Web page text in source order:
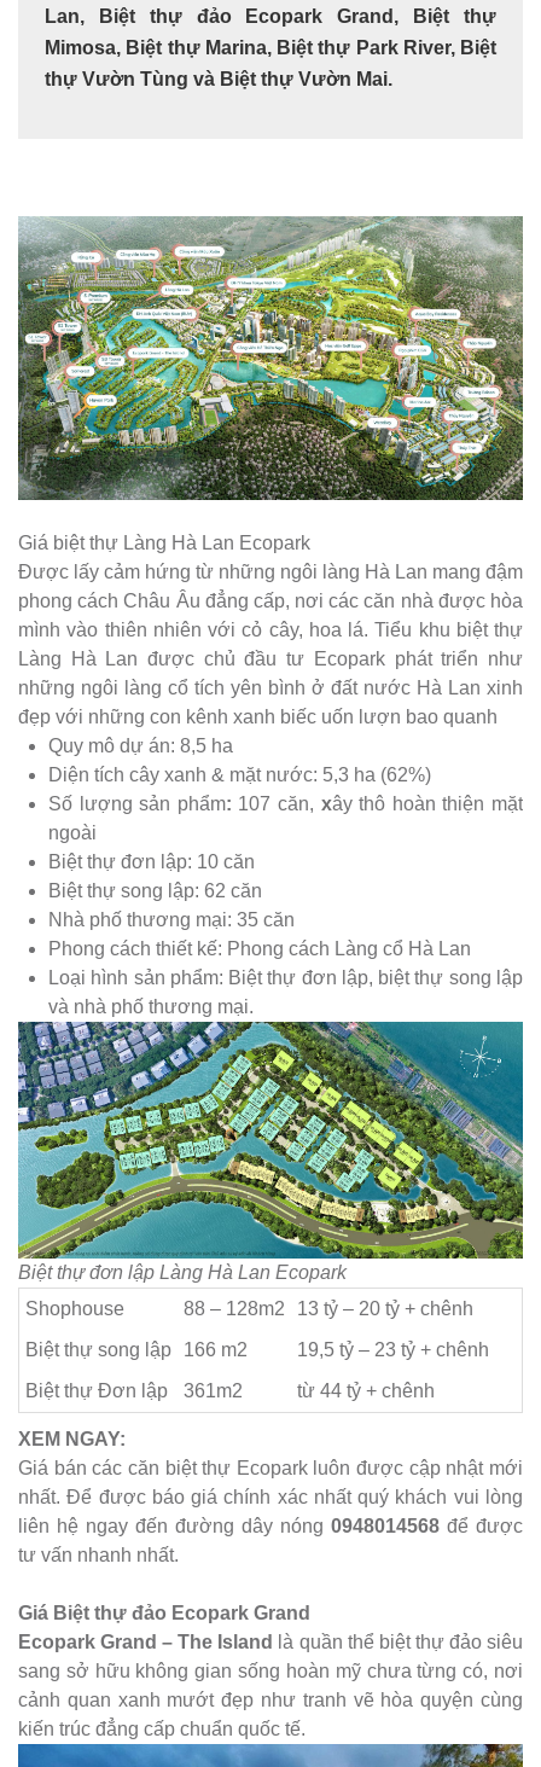
Lan, Biệt thự đảo Ecopark Grand, Biệt thự
Mimosa, Biệt thự Marina, Biệt thự Park River, Biệt
thự Vườn Tùng và Biệt thự Vườn Mai.
Giá biệt thự Làng Hà Lan Ecopark
Được lấy cảm hứng từ những ngôi làng Hà Lan mang đậm
phong cách Châu Âu đẳng cấp, nơi các căn nhà được hòa
mình vào thiên nhiên với cỏ cây, hoa lá. Tiểu khu biệt thự
Làng Hà Lan được chủ đầu tư Ecopark phát triển như
những ngôi làng cổ tích yên bình ở đất nước Hà Lan xinh
đẹp với những con kênh xanh biếc uốn lượn bao quanh
Quy mô dự án: 8,5 ha
Diện tích cây xanh & mặt nước: 5,3 ha (62%)
Số lượng sản phẩm: 107 căn, xây thô hoàn thiện mặt
ngoài
Biệt thự đơn lập: 10 căn
Biệt thự song lập: 62 căn
Nhà phố thương mại: 35 căn
Phong cách thiết kế: Phong cách Làng cổ Hà Lan
Loại hình sản phẩm: Biệt thự đơn lập, biệt thự song lập
và nhà phố thương mại.
Biệt thự đơn lập Làng Hà Lan Ecopark
Shophouse
88 – 128m2
13 tỷ – 20 tỷ + chênh
Biệt thự song lập
166 m2
​19,5 tỷ – 23 tỷ + chênh
Biệt thự Đơn lập
361m2 từ 44 tỷ + chênh
XEM NGAY:
Giá bán các căn biệt thự Ecopark luôn được cập nhật mới
nhất. Để được báo giá chính xác nhất quý khách vui lòng
liên hệ ngay đến đường dây nóng 0948014568 để được
tư vấn nhanh nhất.
Giá Biệt thự đảo Ecopark Grand
Ecopark Grand – The Island
là quần thể biệt thự đảo siêu
sang sở hữu không gian sống hoàn mỹ chưa từng có, nơi
cảnh quan xanh mướt đẹp như tranh vẽ hòa quyện cùng
kiến trúc đẳng cấp chuẩn quốc tế.